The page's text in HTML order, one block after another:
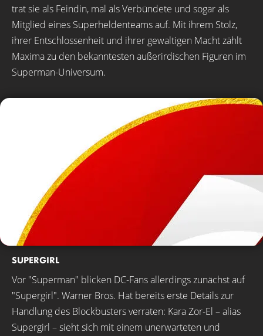
trat sie als Feindin, mal als Verbündete und sogar als
Mitglied eines Superheldenteams auf. Mit ihrem Stolz,
ihrer Entschlossenheit und ihrer gewaltigen Macht zählt
Maxima zu den bekanntesten außerirdischen Figuren im
Superman-Universum.
SUPERGIRL
Vor "Superman" blicken DC-Fans allerdings zunächst auf
"Supergirl". Warner Bros. Hat bereits erste Details zur
Handlung des Blockbusters verraten: Kara Zor-El – alias
Supergirl – sieht sich mit einem unerwarteten und